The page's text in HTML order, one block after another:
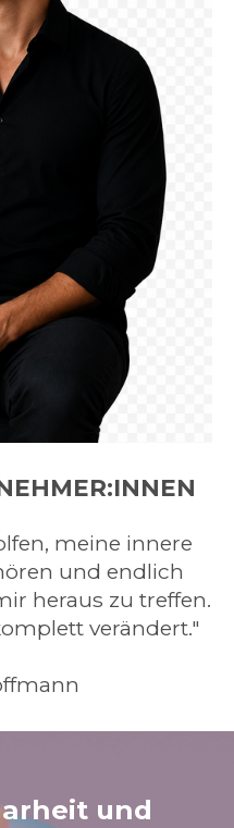
meine innere
und endlich
heraus zu treffen.
verändert."
und